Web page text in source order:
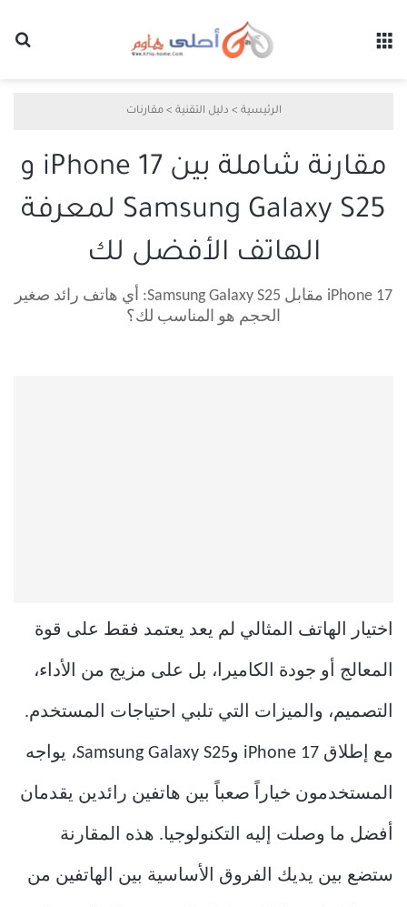
الرئيسية > دليل التقنية > مقارنات
مقارنة شاملة بين iPhone 17 و
Samsung Galaxy S25 لمعرفة
الهاتف الأفضل لك
iPhone 17 مقابل Samsung Galaxy S25: أي هاتف رائد صغير
الحجم هو المناسب لك؟
اختيار الهاتف المثالي لم يعد يعتمد فقط على قوة
المعالج أو جودة الكاميرا، بل على مزيج من الأداء،
التصميم، والميزات التي تلبي احتياجات المستخدم.
مع إطلاق iPhone 17 وSamsung Galaxy S25، يواجه
المستخدمون خياراً صعباً بين هاتفين رائدين يقدمان
أفضل ما وصلت إليه التكنولوجيا. هذه المقارنة
ستضع بين يديك الفروق الأساسية بين الهاتفين من